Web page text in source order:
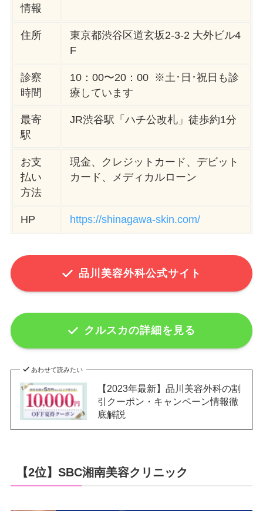
情報
住所
東京都渋谷区道玄坂2-3-2 大外ビル4
F
診察
時間
10：00〜20：00 ※土･日･祝日も診
療しています
最寄
駅
JR渋谷駅「ハチ公改札」徒歩約1分
お支
払い
方法
現金、クレジットカード、デビット
カード、メディカルローン
HP https://shinagawa-skin.com/
品川美容外科公式サイト
クルスカの詳細を見る
あわせて読みたい
【2023年最新】品川美容外科の割
引クーポン・キャンペーン情報徹
底解説
【2位】SBC湘南美容クリニック